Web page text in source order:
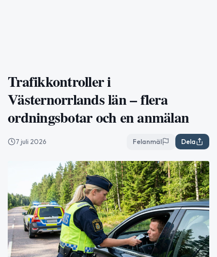
Trafikkontroller i
Västernorrlands län – flera
ordningsbotar och en anmälan
7 juli 2026 Felanmäl Dela